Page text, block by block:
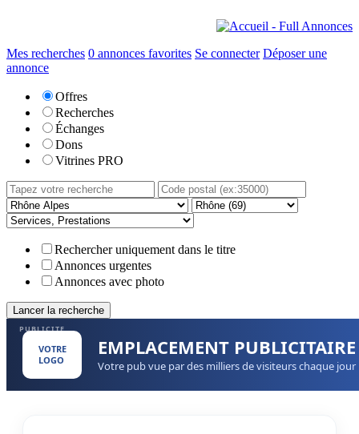
Mes recherches 0 annonces favorites Se connecter Déposer une
annonce
Offres
Recherches
Échanges
Dons
Vitrines PRO
Rechercher uniquement dans le titre
Annonces urgentes
Annonces avec photo
PUBLICITE
VOTRE
LOGO
EMPLACEMENT PUBLICITAIRE
Votre pub vue par des milliers de visiteurs chaque jour